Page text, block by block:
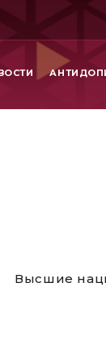
Высшие